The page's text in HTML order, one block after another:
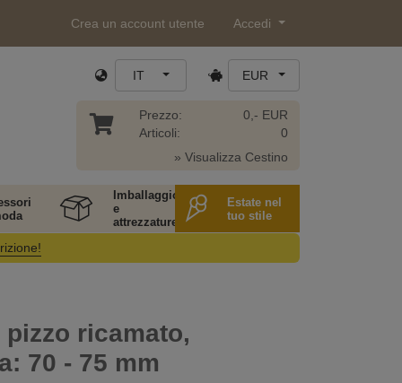
Crea un account utente Accedi
IT EUR
Prezzo:
Articoli:
0,- EUR
0
» Visualizza Cestino
Imballaggio
e
attrezzature
Estate nel
tuo stile
ricamato,
70 - 75 mm